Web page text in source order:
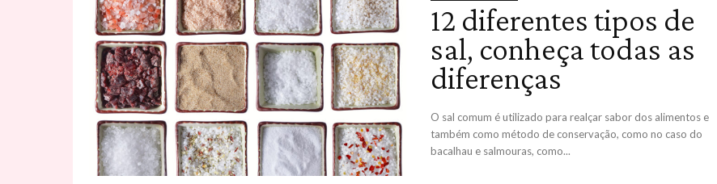
12 diferentes tipos de
sal, conheça todas as
diferenças
O sal comum é utilizado para realçar sabor dos alimentos e
também como método de conservação, como no caso do
bacalhau e salmouras, como...